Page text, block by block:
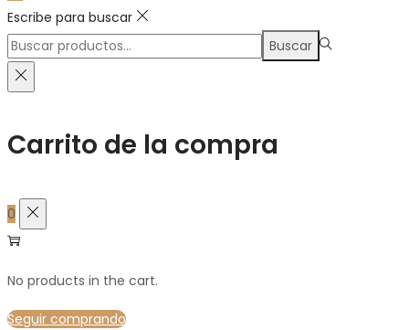
Escribe para buscar
Búsqueda
para:>
Buscar
Carrito de la compra
0
No products in the cart.
Seguir comprando